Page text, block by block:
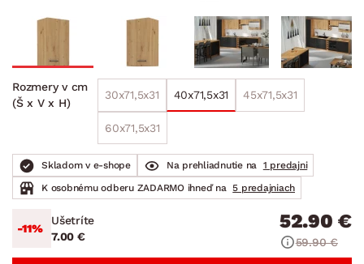
Rozmery v cm
(Š x V x H)
30x71,5x31 40x71,5x31 45x71,5x31
60x71,5x31
Skladom v e-shope Na prehliadnutie na
1 predajni
K osobnému odberu ZADARMO ihneď na 5 predajniach
-11%
Ušetríte
7.00 €
52.90 €
59.90 €